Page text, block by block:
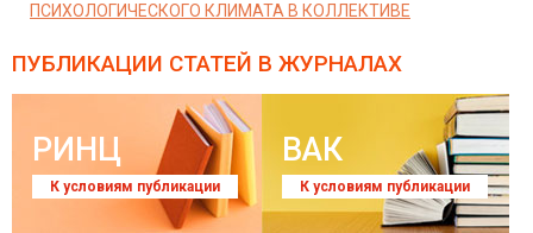
ПСИХОЛОГИЧЕСКОГО КЛИМАТА В КОЛЛЕКТИВЕ
ПУБЛИКАЦИИ СТАТЕЙ В ЖУРНАЛАХ
РИНЦ
К условиям публикации
ВАК
К условиям публикации